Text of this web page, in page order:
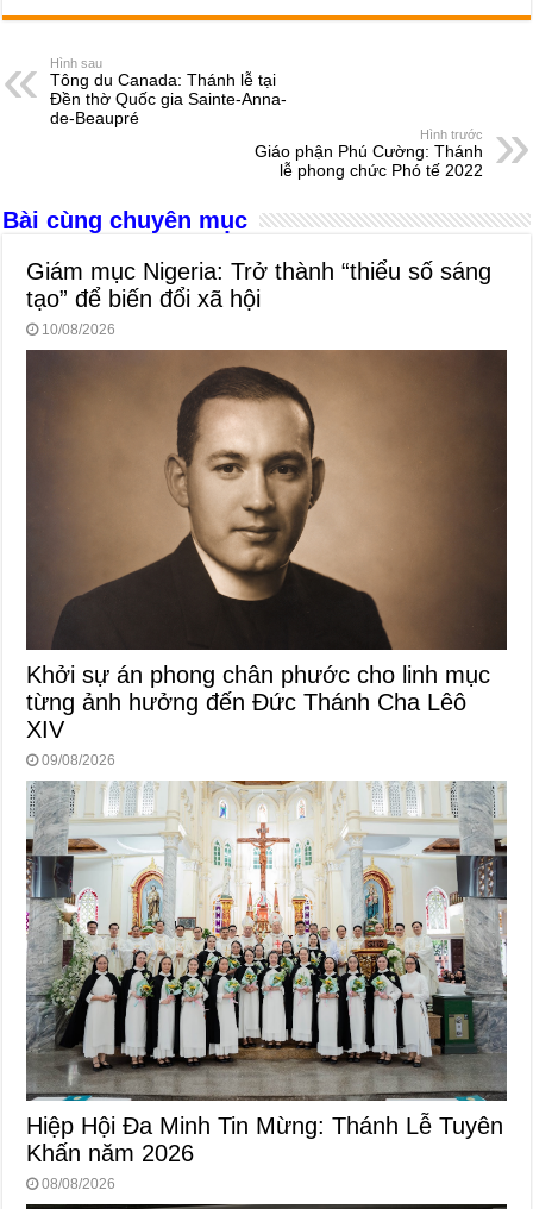
c
e
b
o
k
ss
n
g
at
A
e
d
s
er ail ar
Hình sau
Tông du Canada: Thánh lễ tại
Đền thờ Quốc gia Sainte-Anna-
de-Beaupré
Hình trước
Giáo phận Phú Cường: Thánh
lễ phong chức Phó tế 2022
Bài cùng chuyên mục
Giám mục Nigeria: Trở thành “thiểu số sáng
tạo” để biến đổi xã hội
10/08/2026
Khởi sự án phong chân phước cho linh mục
từng ảnh hưởng đến Đức Thánh Cha Lêô
XIV
09/08/2026
Hiệp Hội Đa Minh Tin Mừng: Thánh Lễ Tuyên
Khấn năm 2026
08/08/2026